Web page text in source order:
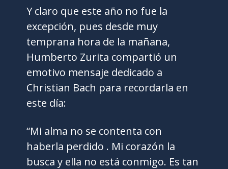
Y claro que este año no fue la
excepción, pues desde muy
temprana hora de la mañana,
Humberto Zurita compartió un
emotivo mensaje dedicado a
Christian Bach para recordarla en
este día:
“Mi alma no se contenta con
haberla perdido . Mi corazón la
busca y ella no está conmigo. Es tan